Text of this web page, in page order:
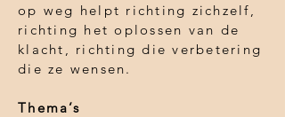
op weg helpt richting zichzelf,
richting het oplossen van de
klacht, richting die verbetering
die ze wensen.
Thema’s